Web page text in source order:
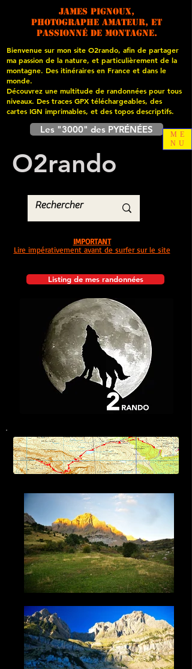
James PIGNOUX,
photographe amateur, et
passionné de montagne.
Bienvenue sur mon site O2rando, afin de partager
ma passion de la nature, et particulièrement de la
montagne. Des itinéraires en France et dans le
monde.
Découvrez une multitude de randonnées pour tous
niveaux. Des traces GPX téléchargeables, des
cartes IGN imprimables, et des topos descriptifs.
Les "3000" des PYRÉNÉES
O2rando
Listing de mes randonnées
IMPORTANT
Lire impérativement avant de surfer sur le site
ME
NU